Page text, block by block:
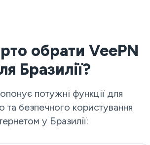
обрати VeePN
Бразилії?
потужні функції для
та безпечного користування
у Бразилії: